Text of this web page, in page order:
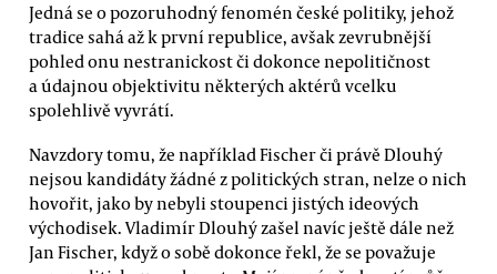
Jedná se o pozoruhodný fenomén české politiky, jehož
tradice sahá až k první republice, avšak zevrubnější
pohled onu nestranickost či dokonce nepolitičnost
a údajnou objektivitu některých aktérů vcelku
spolehlivě vyvrátí.
Navzdory tomu, že například Fischer či právě Dlouhý
nejsou kandidáty žádné z politických stran, nelze o nich
hovořit, jako by nebyli stoupenci jistých ideových
východisek. Vladimír Dlouhý zašel navíc ještě dále než
Jan Fischer, když o sobě dokonce řekl, že se považuje